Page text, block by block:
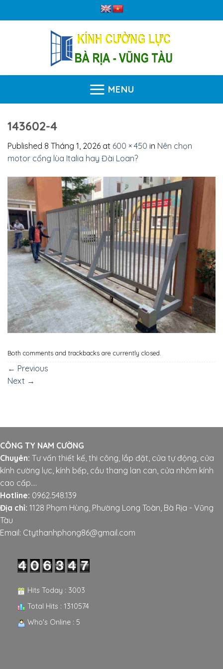
to
MENU
143602-4
Published 8 Tháng 1, 2026 at 600 × 450 in Nên chọn
motor cổng lùa Italia hay Đài Loan?
Both comments and trackbacks are currently closed.
← Previous
Next →
CÔNG TY NAM CƯỜNG
Chuyên: Tư vấn thiết kế, thi công, lắp đặt, cửa tự động, cửa
kính cường lực, kính bếp, cầu thang lan can, cửa nhôm kính
cao cấp....
Hotline: 0962.548.139
Địa chỉ: 1128 Phạm Hùng, Phường Long Toàn, Bà Rịa - Vũng
Tàu
Email: Ctythanhphong86@gmail.com
Hits Today : 3003
Total Hits : 1310574
Who's Online : 5